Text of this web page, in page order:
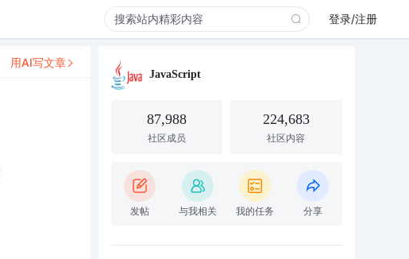
登录/注册
用AI写文章
JavaScript
87,988
社区成员
224,683
社区内容
发帖 与我相关 我的任务 分享